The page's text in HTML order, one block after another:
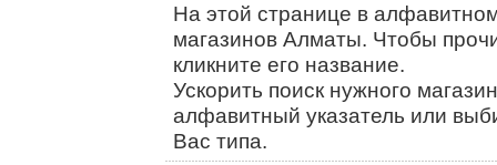
На этой странице в
магазинов Алматы. Чтобы
кликните его название.
Ускорить поиск нужного
алфавитный указатель или
Вас типа.